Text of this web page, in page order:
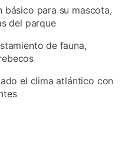
para su mascota,
del parque
de fauna,
el clima atlántico con